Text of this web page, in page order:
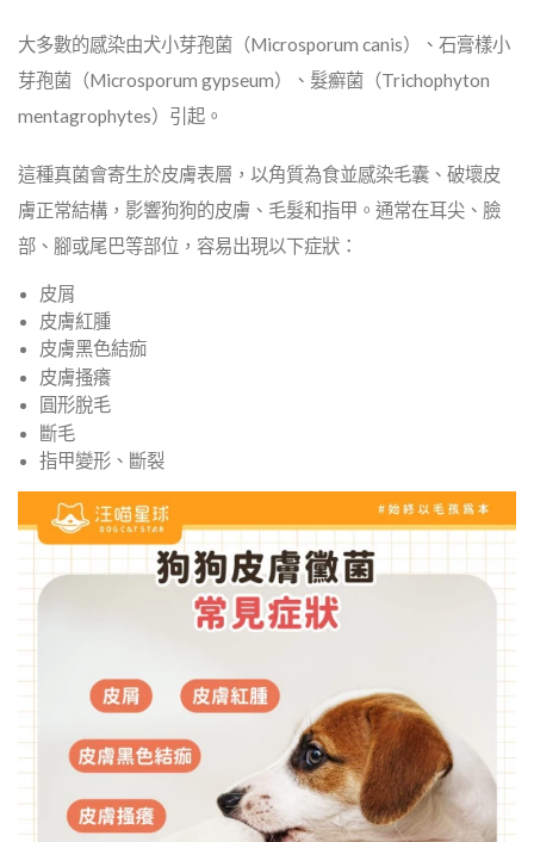
大多數的感染由犬小芽孢菌（Microsporum canis）、石膏樣小
芽孢菌（Microsporum gypseum）、髮癬菌（Trichophyton
mentagrophytes）引起。
這種真菌會寄生於皮膚表層，以角質為食並感染毛囊、破壞皮
膚正常結構，影響狗狗的皮膚、毛髮和指甲。通常在耳尖、臉
部、腳或尾巴等部位，容易出現以下症狀：
皮屑
皮膚紅腫
皮膚黑色結痂
皮膚搔癢
圓形脫毛
斷毛
指甲變形、斷裂